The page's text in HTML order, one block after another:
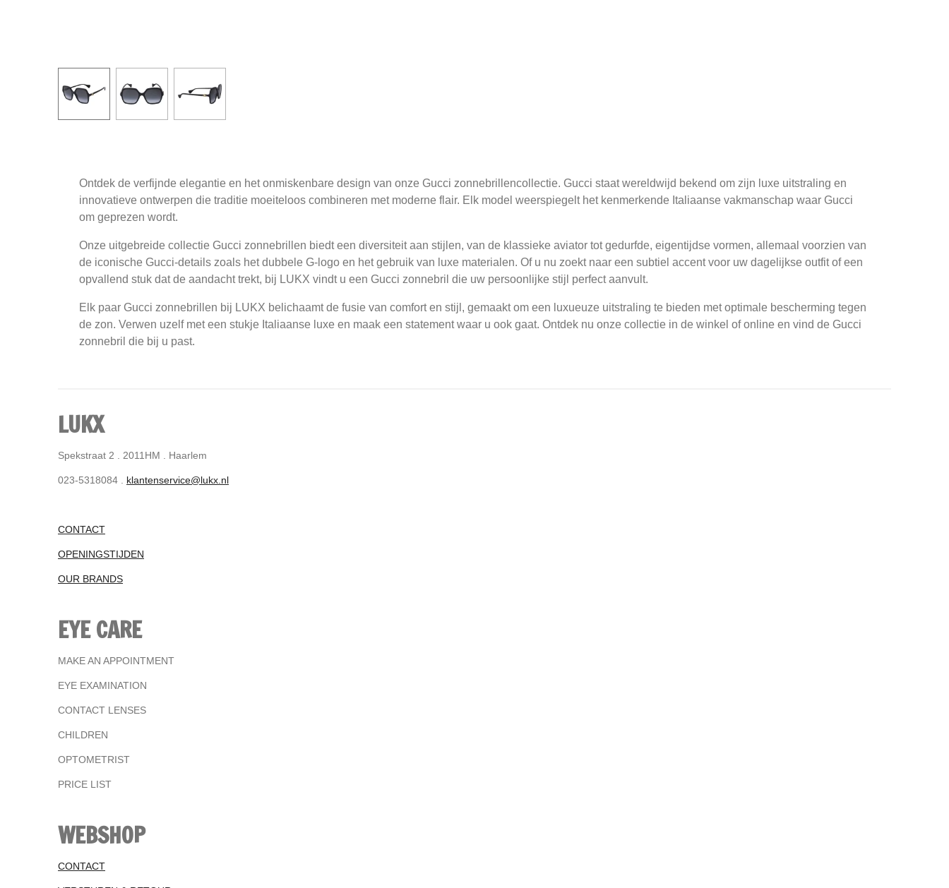
Ontdek de verfijnde elegantie en het onmiskenbare design van onze Gucci zonnebrillencollectie. Gucci staat wereldwijd bekend om zijn luxe uitstraling en
innovatieve ontwerpen die traditie moeiteloos combineren met moderne flair. Elk model weerspiegelt het kenmerkende Italiaanse vakmanschap waar Gucci
om geprezen wordt.
Onze uitgebreide collectie Gucci zonnebrillen biedt een diversiteit aan stijlen, van de klassieke aviator tot gedurfde, eigentijdse vormen, allemaal voorzien van
de iconische Gucci-details zoals het dubbele G-logo en het gebruik van luxe materialen. Of u nu zoekt naar een subtiel accent voor uw dagelijkse outfit of een
opvallend stuk dat de aandacht trekt, bij LUKX vindt u een Gucci zonnebril die uw persoonlijke stijl perfect aanvult.
Elk paar Gucci zonnebrillen bij LUKX belichaamt de fusie van comfort en stijl, gemaakt om een luxueuze uitstraling te bieden met optimale bescherming tegen
de zon. Verwen uzelf met een stukje Italiaanse luxe en maak een statement waar u ook gaat. Ontdek nu onze collectie in de winkel of online en vind de Gucci
zonnebril die bij u past.
LUKX
Spekstraat 2 . 2011HM . Haarlem
023-5318084 . klantenservice@lukx.nl
CONTACT
OPENINGSTIJDEN
OUR BRANDS
EYE CARE
MAKE AN APPOINTMENT
EYE EXAMINATION
CONTACT LENSES
CHILDREN
OPTOMETRIST
PRICE LIST
WEBSHOP
CONTACT